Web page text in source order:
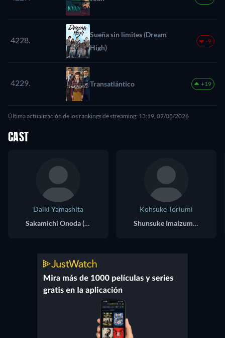
4228.
Sueña sin limites (Dream
High)
-9
4229. Transatlántico +19
Última actualización de los rankings de streaming: 13:19, 07/08/2026
CAST
Daiki Yamashita
Sakamichi Onoda (voice)
Kohsuke Toriumi
Shunsuke Imaizumi (voice)